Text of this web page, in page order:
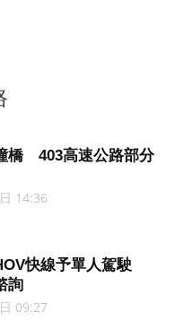
橋 403高速公路部分
14:36
快線予單人駕駛
詢
09:27